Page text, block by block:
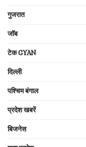
गुजरात
जॉब
टेक GYAN
दिल्ली
पश्चिम बंगाल
प्रदेश खबरें
बिजनेस